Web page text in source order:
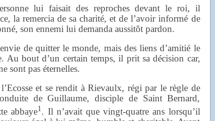
lui faisait des reproches devant le roi, il
la remercia de sa charité, et de l’avoir informé de
son ennemi lui demanda aussitôt pardon.
de quitter le monde, mais des liens d’amitié le
Au bout d’un certain temps, il prit sa décision car,
sont pas éternelles.
et se rendit à Rievaulx, régi par le règle de
de Guillaume, disciple de Saint Bernard,
abbaye1 . Il n’avait que vingt-quatre ans lorsqu’il